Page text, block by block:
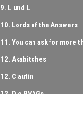
9. L und L
10. Lords of the Answers
12. Akabitches
12. Clautin
12. Die RVAGs